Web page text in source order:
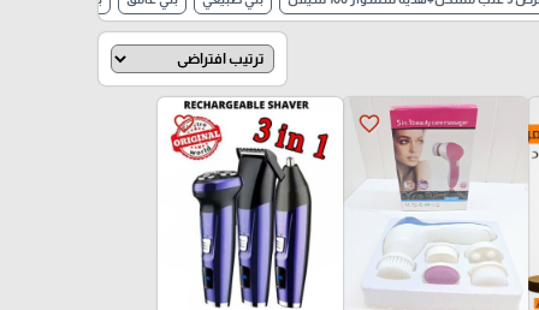
favorite_border
favorite_border